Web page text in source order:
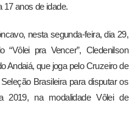
17 anos de idade.
nesta segunda-feira, dia 29,
pra Vencer”, Cledenilson
Andaiá, que joga pelo Cruzeiro de
Brasileira para disputar os
2019, na modalidade Vôlei de